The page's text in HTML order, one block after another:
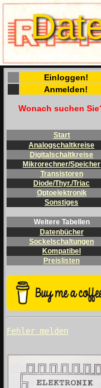
Einloggen!
Anmelden!
Wonach suchen
Start
Analogschaltkreise
Digitalschaltkreise
Mikrorechner/Speicher
Transistoren
Diode/Thyr./Triac
Optoelektronik
Sonstiges
Weitere Tabellen
Datenbücher
Sockelschaltungen
Kompatibel
Preislisten
Fehler melden